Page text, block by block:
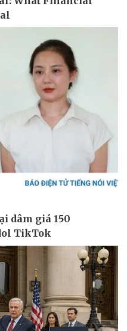
Quân sự - Quốc phòng
Vũ khí
Phân tích